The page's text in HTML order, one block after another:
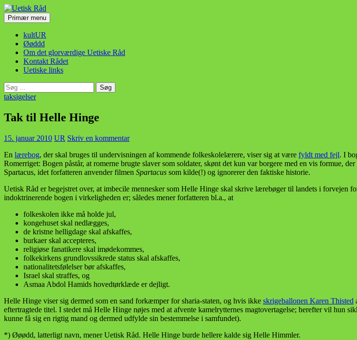
Hop
til
indhold
Uetisk Råd
SøgPrimær menu
kultUR
Øøddd
Om det glorværdige Uetiske Råd
Kontakt Rådet
Uetiske links
Søg
efter:
taksigelser
Tak til Helle Hinge
15. januar 2010 UR Skriv en kommentar
En lærebog, der skal bruges til undervisningen af kommende folkeskolelærere, viser sig at være fyldt med fejl. I
Romerriget: Bogen påstår, at romerne brugte slaver som soldater, skønt det kun var borgere med en vis formue,
Spartacus, idet forfatteren anvender filmen Spartacus som kilde(!) og ignorerer den faktiske historie.
Uetisk Råd er begejstret over, at imbecile mennesker som Helle Hinge skal skrive lærebøger til landets i forvejen
indoktrinerende bogen i virkeligheden er; således mener forfatteren bl.a., at
folkeskolen ikke må holde jul,
kongehuset skal nedlægges,
de kristne helligdage skal afskaffes,
burkaer skal accepteres,
religiøse fanatikere skal imødekommes,
folkekirkens grundlovssikrede status skal afskaffes,
nationalitetsfølelser bør afskaffes,
Israel skal straffes, og
Asmaa Abdol Hamids hovedtørklæde er dejligt.
Helle Hinge viser sig dermed som en sand forkæmper for sharia-staten, og hvis ikke skrigeballonen Karen Thisted
eftertragtede titel. I stedet må Helle Hinge nøjes med at afvente kamelrytternes magtovertagelse; herefter vil hun
kunne få sig en rigtig mand og dermed udfylde sin bestemmelse i samfundet).
*) Øøødd, latterligt navn, mener Uetisk Råd. Helle Hinge burde hellere kalde sig Helle Himmler.